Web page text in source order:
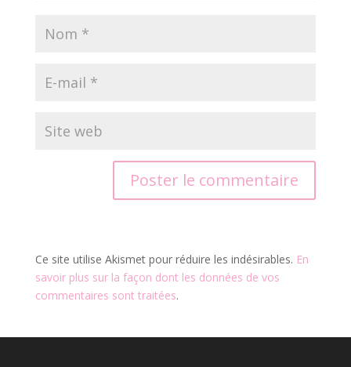
Ce site utilise Akismet pour réduire les indésirables. En
savoir plus sur la façon dont les données de vos
commentaires sont traitées.